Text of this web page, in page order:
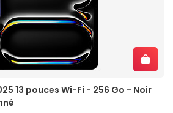
13 pouces Wi-Fi - 256 Go - Noir